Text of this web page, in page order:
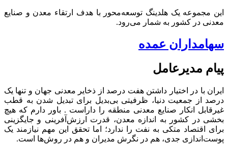
این مجموعه یک هلدینگ توسعه‌محور با هدف ارتقاء معدن و صنایع
معدنی در کشور به شمار می‌رود.
سهامداران عمده
پیام مدیرعامل
ایران با در اختیار داشتن هفت درصد از ذخایر معدنی جهان و تنها یک
درصد از جمعیت دنیا، ظرفیتی بی‌بدیل برای تبدیل شدن به قطب
غیرقابل انکار صنایع معدنی منطقه را داراست . باور دارم که هیچ
بخشی در کشور به اندازه معدن، قدرت ارزش‌آفرینی و جایگزینی
برای اقتصاد متکی به نفت را ندارد؛ اما تحقق این مهم نیازمند یک
پوست‌اندازی جدی، هم در نگرش مدیران و هم در روش‌ها است.